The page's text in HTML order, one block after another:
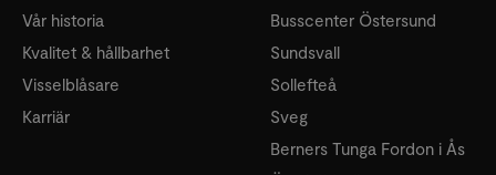
Vår historia
Kvalitet & hållbarhet
Visselblåsare
Karriär
Busscenter Östersund
Sundsvall
Sollefteå
Sveg
Berners Tunga Fordon i Ås